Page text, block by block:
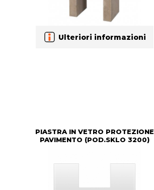
Ulteriori informazioni
PIASTRA IN VETRO PROTEZIONE
PAVIMENTO (POD.SKLO 3200)